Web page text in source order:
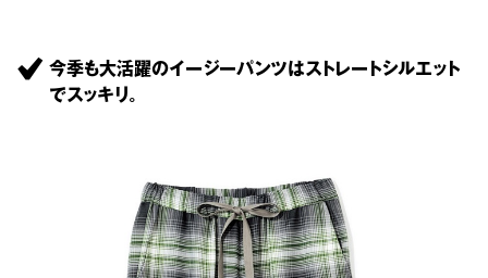
今季も大活躍のイージーパンツはストレートシルエット
でスッキリ。